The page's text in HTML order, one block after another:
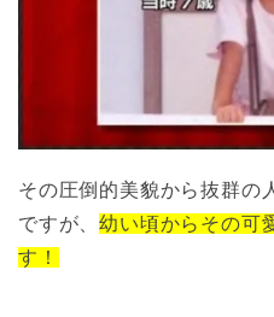
その圧倒的美貌から抜群の
ですが、幼い頃からその可
す！